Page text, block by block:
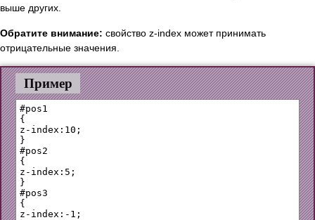
выше других.
Обратите внимание: свойство z-index может принимать
отрицательные значения.
Пример
#pos1
{
z-index:10;
}
#pos2
{
z-index:5;
}
#pos3
{
z-index:-1;